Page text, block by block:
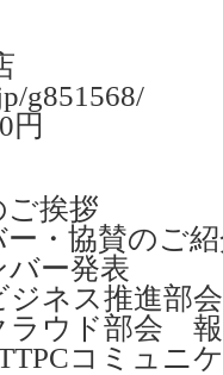
g851568/
挨拶
・協賛のご紹
ー発表
ネス推進部
ウド部会
コミュニ